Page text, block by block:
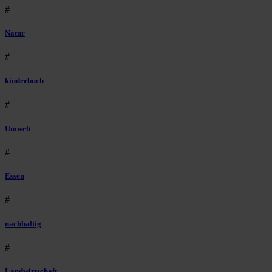
#
Natur
#
kinderbuch
#
Umwelt
#
Essen
#
nachhaltig
#